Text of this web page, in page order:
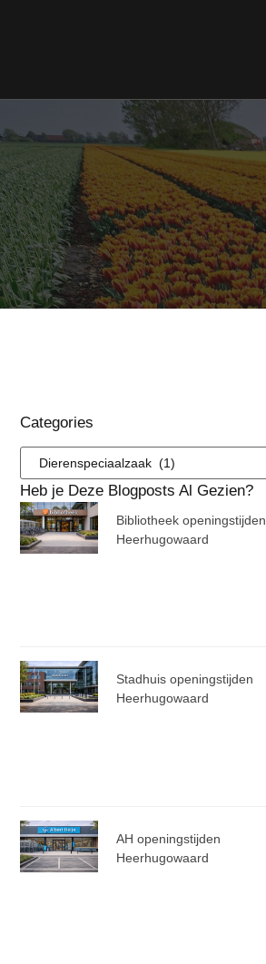
Categories
Heb je Deze Blogposts Al Gezien?
Bibliotheek openingstijden
Heerhugowaard
Stadhuis openingstijden
Heerhugowaard
AH openingstijden
Heerhugowaard